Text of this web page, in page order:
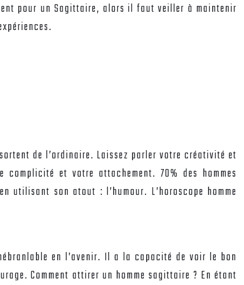
pour un Sagittaire, alors il faut veiller à maintenir
de l’ordinaire. Laissez parler votre créativité et
et votre attachement. 70% des hommes
utilisant son atout : l’humour. L’horoscope homme
en l’avenir. Il a la capacité de voir le bon
Comment attirer un homme sagittaire ? En étant